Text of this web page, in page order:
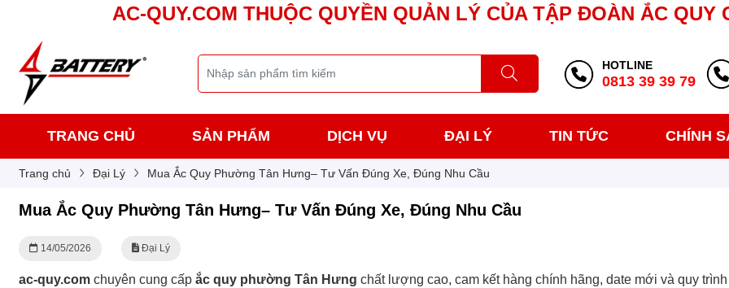
AC-QUY.COM THUỘC QUYỀN QUẢN LÝ CỦA TẬP ĐOÀN ẮC QUY
HOTLINE
0813 39 39 79
TRANG CHỦ SẢN PHẨM DỊCH VỤ ĐẠI LÝ TIN TỨC CHÍNH
Trang chủ Đại Lý Mua Ắc Quy Phường Tân Hưng– Tư Vấn Đúng Xe, Đúng Nhu Cầu
Mua Ắc Quy Phường Tân Hưng– Tư Vấn Đúng Xe, Đúng Nhu Cầu
14/05/2026 Đại Lý
ac-quy.comchuyên cung cấp ắc quy phường Tân Hưng chất lượng cao, cam kết hàng chính hãng, date mới và quy